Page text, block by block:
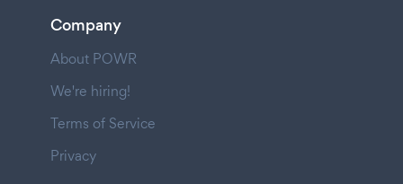
Company
About POWR
We're hiring!
Terms of Service
Privacy